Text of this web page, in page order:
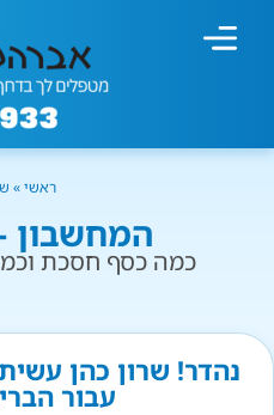
ראשי»
המחשבון
כמה כסף חסכת
נהדר! שרון כהן
עבור